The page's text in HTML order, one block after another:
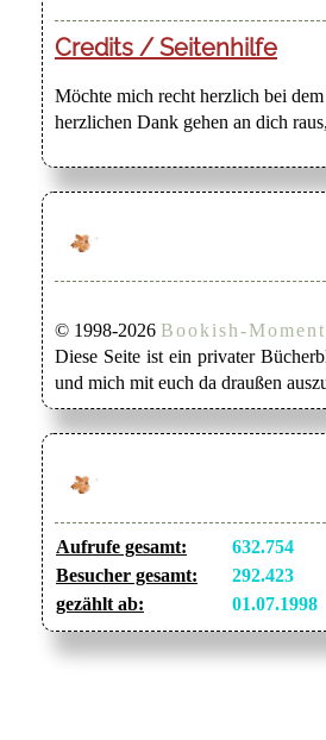
Credits / Seitenhilfe
Möchte mich recht herzlich bei
herzlichen Dank gehen an dich
© 1998-2026 Bookish-
Diese Seite ist ein privater
und mich mit euch da draußen
Aufrufe gesamt:
632.754
Besucher gesamt:
292.423
gezählt ab:
01.07.1998